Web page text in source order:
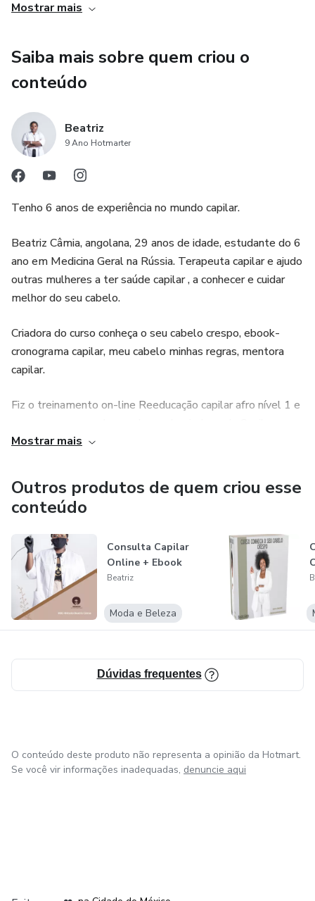
Queres saber como manipular o teu cabelo jeito certo;
Queres acabar com a caspa
Mostrar mais
Saiba mais sobre quem criou o
conteúdo
Beatriz
9 Ano Hotmarter
Tenho 6 anos de experiência no mundo capilar.
Beatriz Câmia, angolana, 29 anos de idade, estudante do 6
ano em Medicina Geral na Rússia. Terapeuta capilar e ajudo
outras mulheres a ter saúde capilar , a conhecer e cuidar
melhor do seu cabelo.
Criadora do curso conheça o seu cabelo crespo, ebook-
cronograma capilar, meu cabelo minhas regras, mentora
capilar.
Fiz o treinamento on-line Reeducação capilar afro nível 1 e
a tricologista Dina Moreira.(Angolana)
Mendanha(Brasileira)
Mostrar mais
Outros produtos de quem criou esse
conteúdo
Consulta Capilar
Online + Ebook
Beatriz
Moda e Beleza
Dúvidas frequentes
O conteúdo deste produto não representa a opinião da Hotmart.
Se você vir informações inadequadas, denuncie aqui